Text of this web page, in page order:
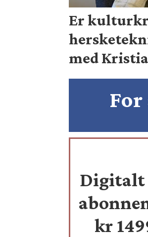
Er
med
Digitalt
kr